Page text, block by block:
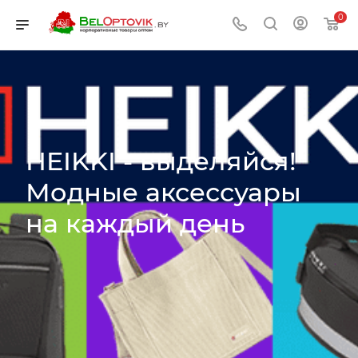
0
HEIKKI - выделяйся!
Модные аксессуары
на каждый день